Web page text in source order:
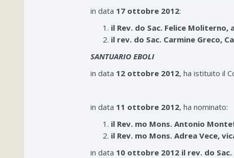
in data 17 ottobre 2012:
il Rev. do Sac. Felice
il rev. do Sac. Carmine Greco,
SANTUARIO EBOLI
in data 12 ottobre 2012, ha istituito il
in data 11 ottobre 2012, ha nominato:
il Rev. mo Mons. Antonio
il Rev. mo Mons. Adrea Vece,
in data 10 ottobre 2012 il rev. do